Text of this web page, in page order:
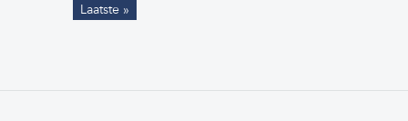
Laatste »